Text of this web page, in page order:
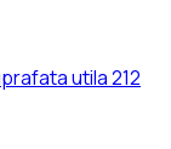
utila 212